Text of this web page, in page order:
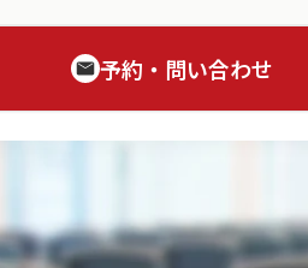
予約・問い合わせ